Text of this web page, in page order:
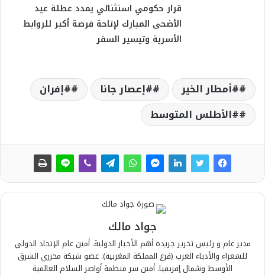
قرار حكومي استثنائي يمدد عطلة عيد
الأضحى المبارك لإتاحة فرصة أكبر للروابط
الأسرية وتيسير السفر
#أمطار الخير #إعصار جانا
#إفران
#الأطلس المتوسط
جواد مالك
مدير عام و رئيس تحرير جريدة أهم الأخبار الدولية. أمين عام الإتحاد الدولي
للشعراء والأدباء العرب (فرع المملكة المغربية). عضو شبكة محرري الشرق
الأوسط وشمال إفريقيا. أمين سر منظمة أواصر السلام العالمية